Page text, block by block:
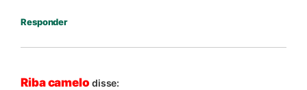
Responder
Riba camelo disse: